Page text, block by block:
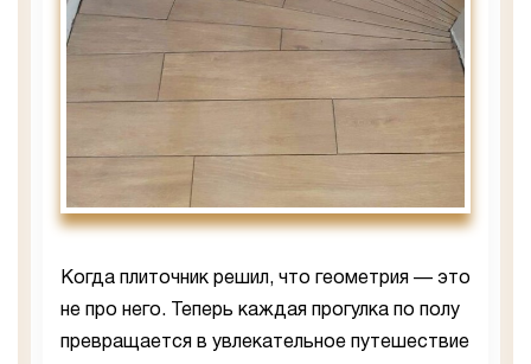
Когда плиточник решил, что геометрия — это
не про него. Теперь каждая прогулка по полу
превращается в увлекательное путешествие